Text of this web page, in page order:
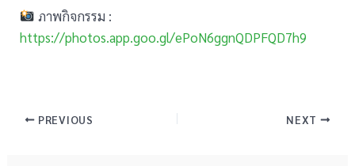
ภาพกิจกรรม :
https://photos.app.goo.gl/ePoN6ggnQDPFQD7h9
PREVIOUS NEXT